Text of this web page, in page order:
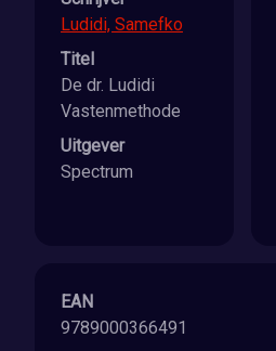
Ludidi, Samefko
Titel
De dr. Ludidi
Vastenmethode
Uitgever
Spectrum
EAN
9789000366491